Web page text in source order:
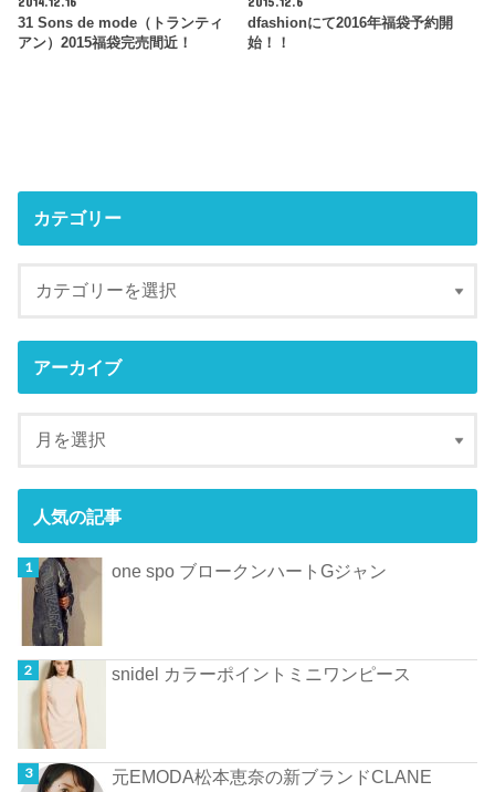
31 Sons de mode（トランティ
アン）2015福袋完売間近！
dfashionにて2016年福袋予約開
始！！
カテゴリー
アーカイブ
人気の記事
one spo ブロークンハートGジャン
snidel カラーポイントミニワンピース
元EMODA松本恵奈の新ブランドCLANE